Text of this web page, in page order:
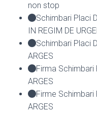
non stop
Schimbari Placi
IN REGIM DE
Schimbari Placi
ARGES
Firma Schimbari
ARGES
Firme Schimbari
ARGES